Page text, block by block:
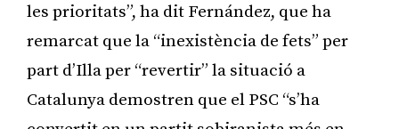
les prioritats”, ha dit Fernández, que ha
remarcat que la “inexistència de fets” per
part d’Illa per “revertir” la situació a
Catalunya demostren que el PSC “s’ha